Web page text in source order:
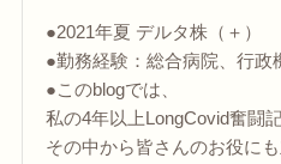
●2021年夏 デルタ株（＋）
●勤務経験：総合病院、行政
●このblogでは、
私の4年以上LongCovid奮闘記
その中から皆さんのお役に